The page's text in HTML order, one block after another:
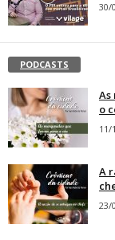
30/
PODCASTS
As
o
11/
A
23/